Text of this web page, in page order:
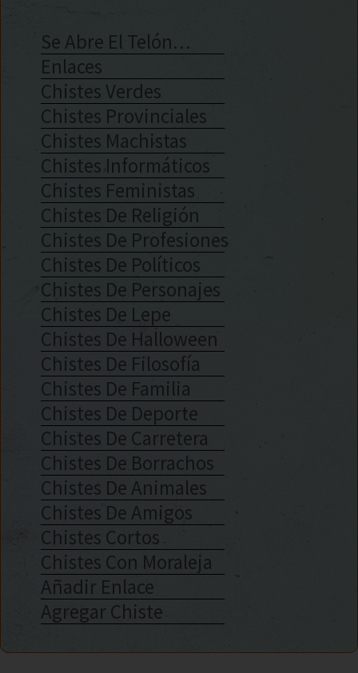
Se Abre El Telón…
Enlaces
Chistes Verdes
Chistes Provinciales
Chistes Machistas
Chistes Informáticos
Chistes Feministas
Chistes De Religión
Chistes De Profesiones
Chistes De Políticos
Chistes De Personajes
Chistes De Lepe
Chistes De Halloween
Chistes De Filosofía
Chistes De Familia
Chistes De Deporte
Chistes De Carretera
Chistes De Borrachos
Chistes De Animales
Chistes De Amigos
Chistes Cortos
Chistes Con Moraleja
Añadir Enlace
Agregar Chiste